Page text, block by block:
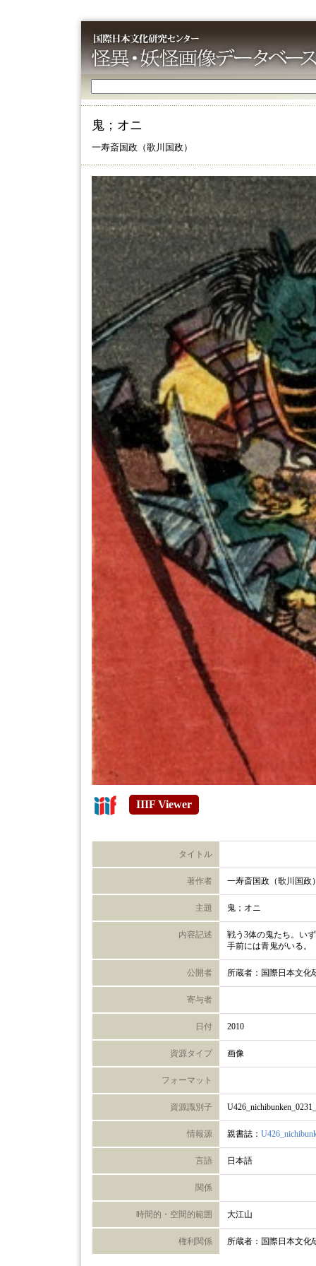
鬼；オニ
一寿斎国政（歌川国政）
IIIF Viewer
タイトル
著作者 一寿斎国政（歌川国政
主題 鬼；オニ
内容記述
戦う3体の鬼たち。い
手前には青鬼がいる。
公開者 所蔵者：国際日本文化
寄与者
日付 2010
資源タイプ 画像
フォーマット
資源識別子
情報源 親書誌：
言語 日本語
関係
時間的・空間的範囲 大江山
権利関係 所蔵者：国際日本文化